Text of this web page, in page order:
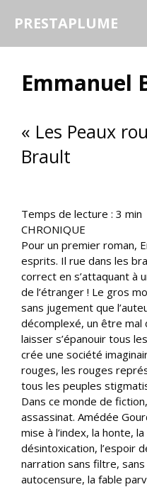
PRESTAPLUME
Emmanuel
« Les Peaux
Brault
Temps de lecture : 3 min
CHRONIQUE
Pour un premier roman,
esprits. Il rue dans les
correct en s’attaquant à
de l’étranger ! Le gros
sans jugement que
décomplexé, un être
laisser s’épanouir tous
crée une société
rouges, les rouges
tous les peuples
Dans ce monde de
assassinat. Amédée
mise à l’index, la honte,
désintoxication, l’espoir
narration sans filtre,
autocensure, la fable